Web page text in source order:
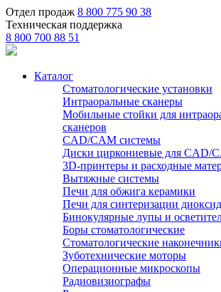
Отдел продаж 8 800 775 90 38
Техническая поддержка
8 800 700 88 51
Каталог
Стоматологические установки
Интраоральные сканеры
Мобильные стойки для
сканеров
CAD/CAM системы
Диски циркониевые для CAD/
3D-принтеры и расходные
Вытяжные системы
Печи для обжига керамики
Печи для синтеризации
Бинокулярные лупы и
Боры стоматологические
Стоматологические
Зуботехнические моторы
Операционные микроскопы
Радиовизиографы